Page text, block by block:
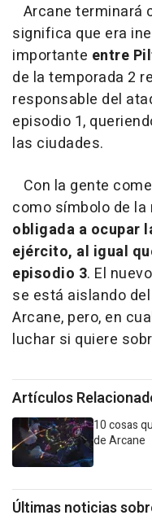
Arcane terminará
significa que era
importante entre
de la temporada 2
responsable del
episodio 1,
las ciudades.
Con la gente
como símbolo de
obligada a ocupar
ejército, al igual
episodio 3. El
se está aislando
Arcane, pero, en
luchar si quiere
Artículos
10 cosas
de Arcane
Últimas noticias